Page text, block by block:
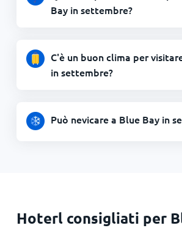
Bay in settembre?
C'è un buon clima per
in settembre?
Può nevicare a Blue Bay in
Hoterl consigliati per